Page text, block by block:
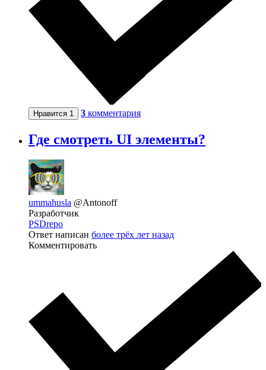
Нравится 1 3 комментария
Где смотреть UI элементы?
ummahusla @Antonoff
Разработчик
PSDrepo
Ответ написан более трёх лет назад
Комментировать